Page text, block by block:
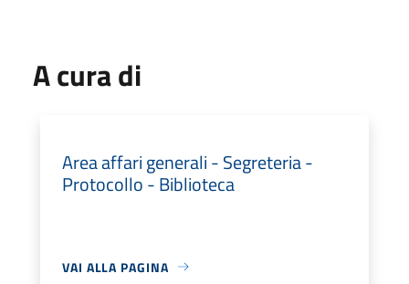
A cura di
Area affari generali - Segreteria -
Protocollo - Biblioteca
VAI ALLA PAGINA